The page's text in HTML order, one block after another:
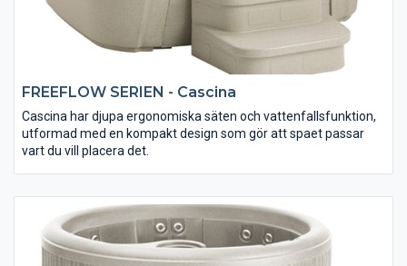
FREEFLOW SERIEN - Cascina
Cascina har djupa ergonomiska säten och vattenfallsfunktion,
utformad med en kompakt design som gör att spaet passar
vart du vill placera det.